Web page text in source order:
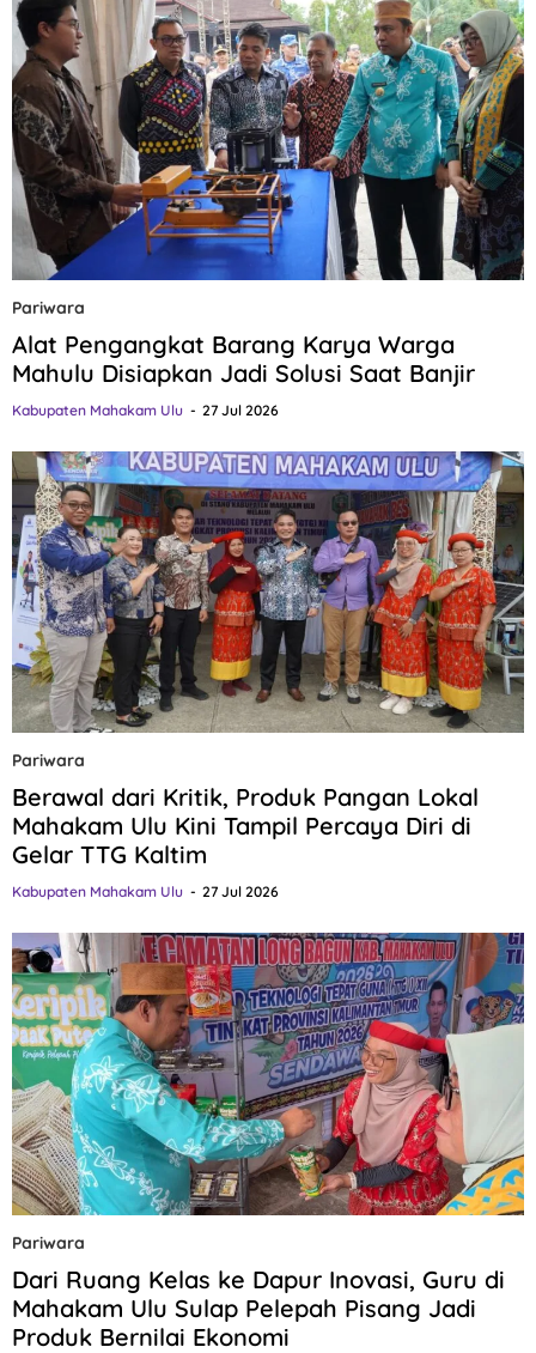
Pariwara
Alat Pengangkat Barang Karya Warga
Mahulu Disiapkan Jadi Solusi Saat Banjir
Kabupaten Mahakam Ulu 27 Jul 2026
Pariwara
Berawal dari Kritik, Produk Pangan Lokal
Mahakam Ulu Kini Tampil Percaya Diri di
Gelar TTG Kaltim
Kabupaten Mahakam Ulu 27 Jul 2026
Pariwara
Dari Ruang Kelas ke Dapur Inovasi, Guru di
Mahakam Ulu Sulap Pelepah Pisang Jadi
Produk Bernilai Ekonomi